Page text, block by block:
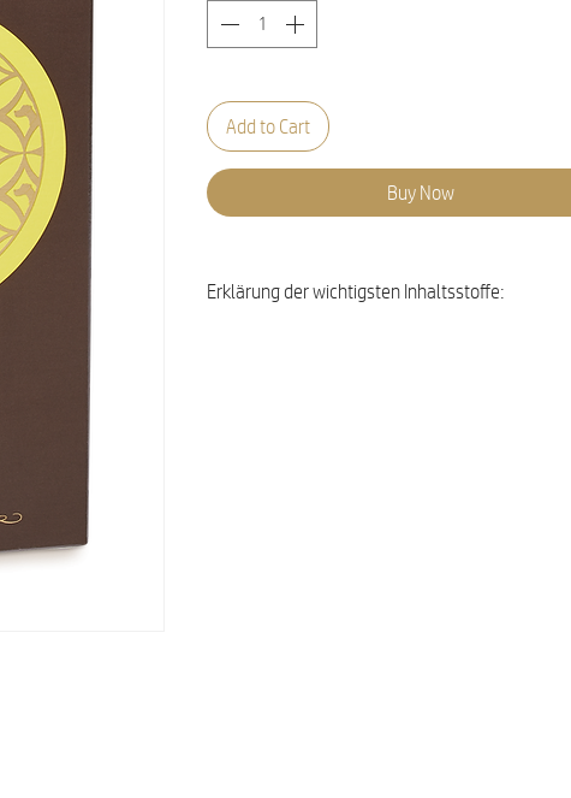
Add to Cart
Buy Now
Erklärung der wichtigsten Inhaltsstoffe: